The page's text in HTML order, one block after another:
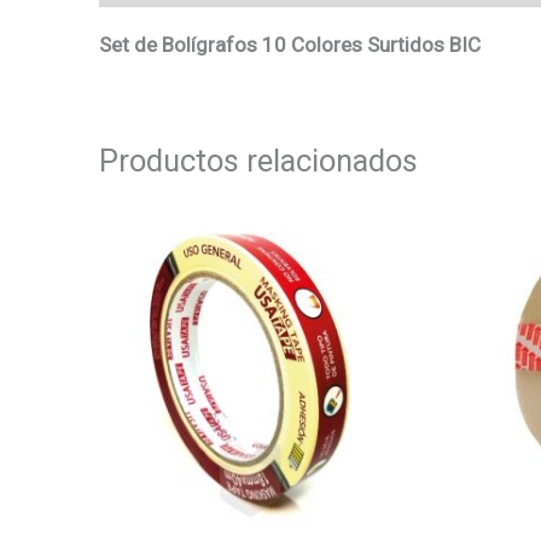
Set de Bolígrafos 10 Colores Surtidos BIC
Productos relacionados